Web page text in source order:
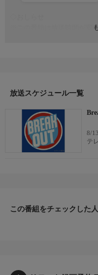
※この番組は放送時間が変
放送スケジュール一覧
8/
テ
この番組をチェックした